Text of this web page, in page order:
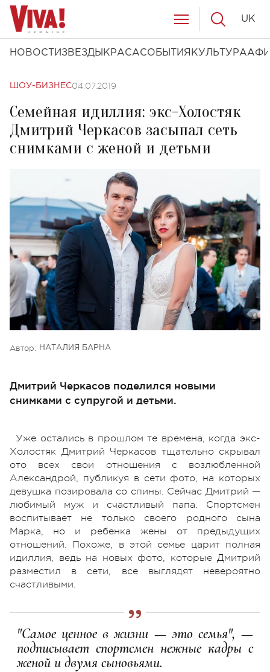
НОВОСТИ ЗВЕЗДЫ КРАСАСОБЫТИЯ КУЛЬТУРА
UK
ШОУ-БИЗНЕС04.07.2019
Семейная идиллия: экс-Холостяк
Дмитрий Черкасов засыпал сеть
снимками с женой и детьми
Автор: НАТАЛИЯ БАРНА
Дмитрий Черкасов поделился новыми
снимками с супругой и детьми.
Уже остались в прошлом те времена, когда экс-
Холостяк Дмитрий Черкасов тщательно скрывал
ото всех свои отношения с возлюбленной
Александрой, публикуя в сети фото, на которых
девушка позировала со спины. Сейчас Дмитрий —
любимый муж и счастливый папа. Спортсмен
воспитывает не только своего родного сына
Марка, но и ребенка жены от предыдущих
отношений. Похоже, в этой семье царит полная
идиллия, ведь на новых фото, которые Дмитрий
разместил в сети, все выглядят невероятно
счастливыми.
"Самое ценное в жизни — это семья", —
подписывает спортсмен нежные кадры с
женой и двумя сыновьями.